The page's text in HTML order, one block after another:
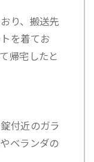
り、搬送先
を着てお
帰宅したと
付近のガラ
ベランダの